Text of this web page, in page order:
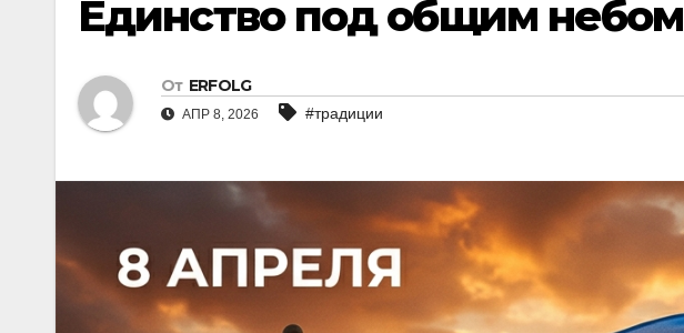
Единство под общим небом
От ERFOLG
АПР 8, 2026 #традиции